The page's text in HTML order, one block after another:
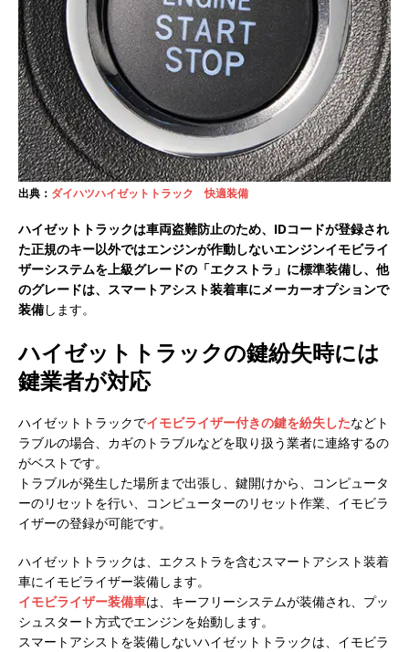
出典： ダイハツハイゼットトラック 快適装備
ハイゼットトラックは車両盗難防止のため、IDコードが登録され
た正規のキー以外ではエンジンが作動しないエンジンイモビライ
ザーシステムを上級グレードの「エクストラ」に標準装備し、他
のグレードは、スマートアシスト装着車にメーカーオプションで
装備します。
ハイゼットトラックの鍵紛失時には
鍵業者が対応
ハイゼットトラックでイモビライザー付きの鍵を紛失したなどト
ラブルの場合、カギのトラブルなどを取り扱う業者に連絡するの
がベストです。
トラブルが発生した場所まで出張し、鍵開けから、コンピュータ
ーのリセットを行い、コンピューターのリセット作業、イモビラ
イザーの登録が可能です。
ハイゼットトラックは、エクストラを含むスマートアシスト装着
車にイモビライザー装備します。
イモビライザー装備車は、キーフリーシステムが装備され、プッ
シュスタート方式でエンジンを始動します。
スマートアシストを装備しないハイゼットトラックは、イモビラ